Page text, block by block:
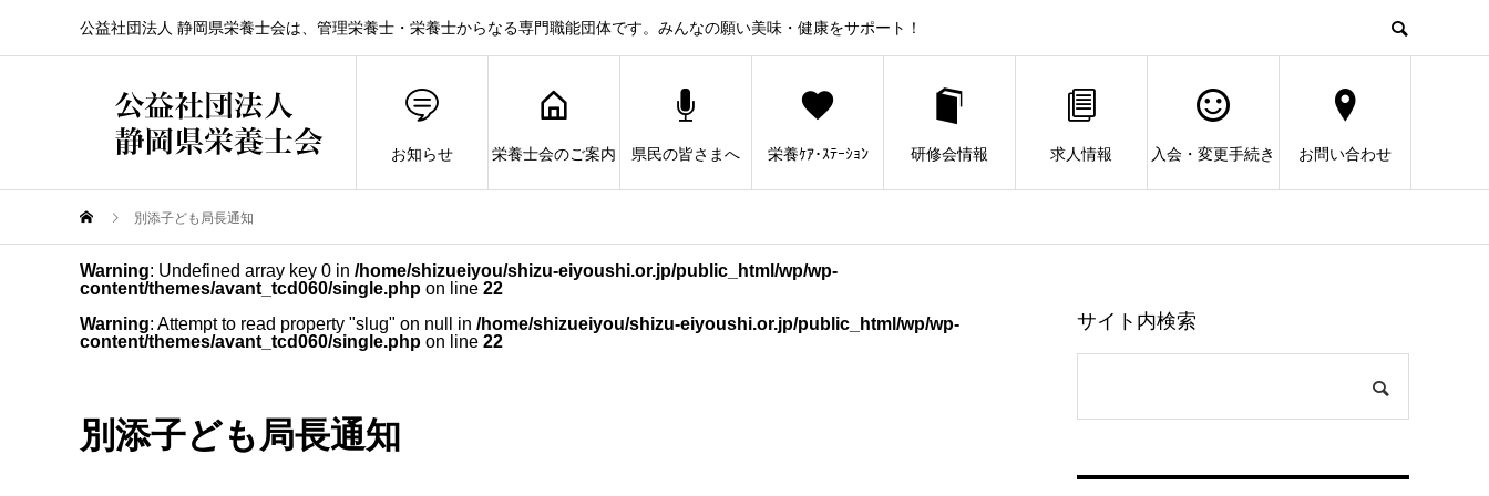
公益社団法人 静岡県栄養士会は、管理栄養士・栄養士からなる専門職能団体です。みんなの願い美味・健康をサポート！
お知らせ 栄養士会のご案内 県民の皆さまへ 栄養ｹｱ･ｽﾃｰｼｮﾝ 研修会情報 求人情報 入会・変更手続き お問い合わせ
別添子ども局長通知
Warning: Undefined array key 0 in /home/shizueiyou/shizu-eiyoushi.or.jp/public_html/wp/wp-
content/themes/avant_tcd060/single.php on line 22
Warning: Attempt to read property "slug" on null in /home/shizueiyou/shizu-eiyoushi.or.jp/public_html/wp/wp-
content/themes/avant_tcd060/single.php on line 22
別添子ども局長通知
サイト内検索